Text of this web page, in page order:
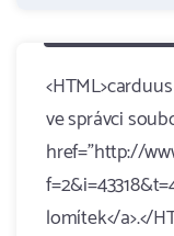
ve správci
href="http://
lomítek</a>.</